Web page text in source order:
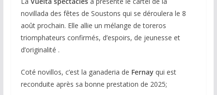
novillada des fêtes de Soustons qui se déroulera le 8
août prochain. Elle allie un mélange de toreros
triomphateurs confirmés, d’espoirs, de jeunesse et
d’originalité .
Coté novillos, c’est la ganaderia de Fernayqui est
reconduite après sa bonne prestation de 2025;